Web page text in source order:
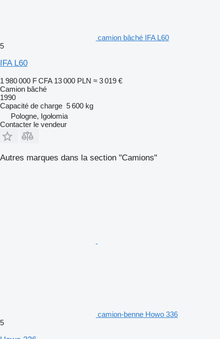
camion bâché IFA L60
5
IFA L60
1 980 000 F CFA 13 000 PLN ≈ 3 019 €
Camion bâché
1990
Capacité de charge 5 600 kg
Pologne, Igołomia
Contacter le vendeur
Autres marques dans la section "Camions"
camion-benne Howo 336
5